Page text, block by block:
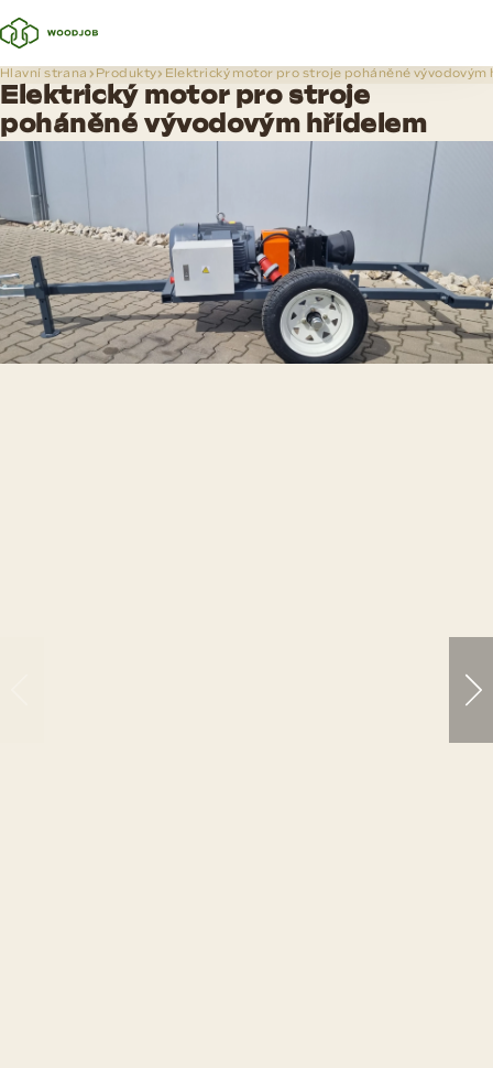
Hlavní strana Produkty Elektrický motor pro stroje poháněné vývodovým
Elektrický motor pro stroje
poháněné vývodovým hřídelem